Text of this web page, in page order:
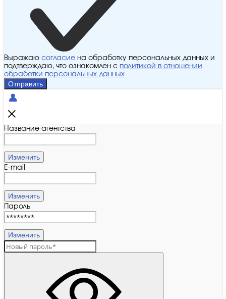
Выражаю согласие на обработку персональных данных и
подтверждаю, что ознакомлен с политикой в отношении
обработки персональных данных
Отправить
Название агентства
Изменить
E-mail
Изменить
Пароль
Изменить